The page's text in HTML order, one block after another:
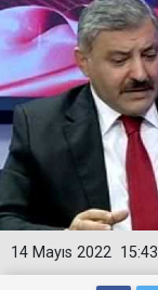
15:43
14 Mayıs 2022